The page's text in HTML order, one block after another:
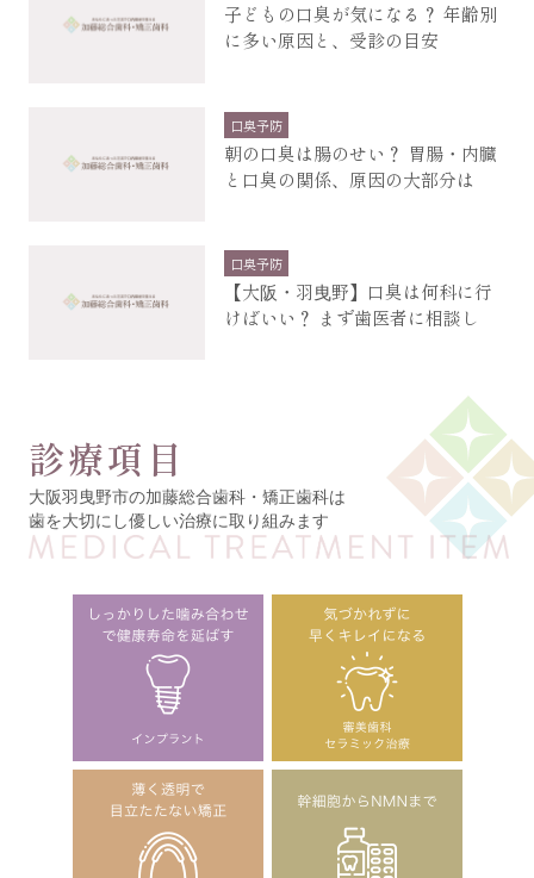
子どもの口臭が気になる？ 年齢別
に多い原因と、受診の目安
口臭予防
朝の口臭は腸のせい？ 胃腸・内臓
と口臭の関係、原因の大部分は
口臭予防
【大阪・羽曳野】口臭は何科に行
けばいい？ まず歯医者に相談し
診療項目
大阪羽曳野市の加藤総合歯科・矯正歯科は
歯を大切にし優しい治療に取り組みます